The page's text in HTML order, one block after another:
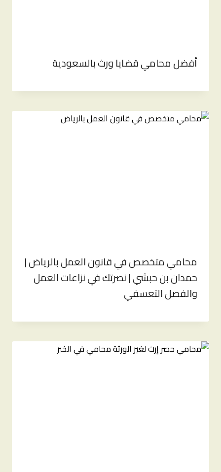
أفضل محامي قضايا ورث بالسعودية
محامي متخصص في قانون العمل بالرياض |
حمدان بن حبشي | نصرتك في نزاعات العمل
والفصل التعسفي